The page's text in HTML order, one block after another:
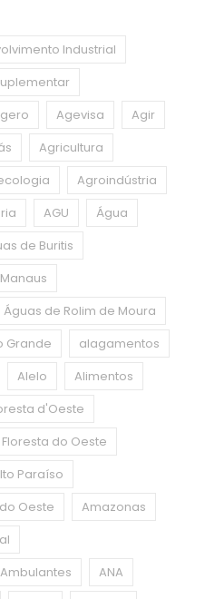
Industrial
Agevisa
Agir
Agricultura
Agroindústria
AGU
Água
de Buritis
Águas de Rolim de Moura
Grande
alagamentos
Alelo
Alimentos
d'Oeste
do Oeste
Paraíso
Oeste
Amazonas
Ambulantes
ANA